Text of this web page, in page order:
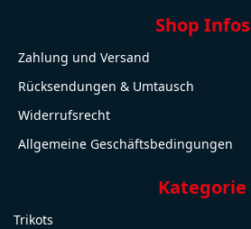
Shop Infos
Zahlung und Versand
Rücksendungen & Umtausch
Widerrufsrecht
Allgemeine Geschäftsbedingungen
Kategorie
Trikots